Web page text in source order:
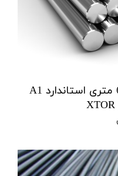
میلگرد ساده سایز 12 شاخه 6 متری استاندارد A1